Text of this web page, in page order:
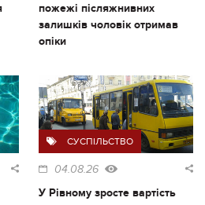
пожежі післяжнивних
залишків чоловік отримав
опіки
СУСПІЛЬСТВО
04.08.26
У Рівному зросте вартість